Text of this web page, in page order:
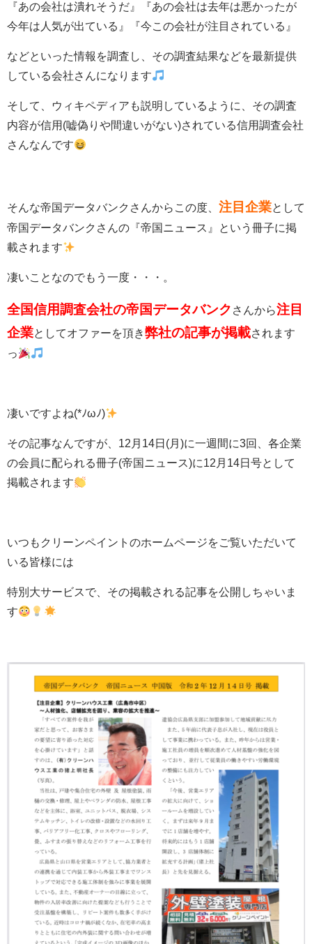
『あの会社は潰れそうだ』『あの会社は去年は悪かったが
今年は人気が出ている』『今この会社が注目されている』
などといった情報を調査し、その調査結果などを最新提供
している会社さんになります
そして、ウィキペディアも説明しているように、その調査
内容が信用(嘘偽りや間違いがない)されている信用調査会社
さんなんです
そんな帝国データバンクさんからこの度、 注目企業として
帝国データバンクさんの『帝国ニュース』という冊子に掲
載されます
凄いことなのでもう一度・・・。
全国信用調査会社の帝国データバンク さんから注目
企業としてオファーを頂き弊社の記事が掲載されます
っ
凄いですよね(*ﾉωﾉ)
その記事なんですが、12月14日(月)に一週間に3回、各企業
の会員に配られる冊子(帝国ニュース)に12月14日号として
掲載されます
いつもクリーンペイントのホームページをご覧いただいて
いる皆様には
特別大サービスで、その掲載される記事を公開しちゃいま
す